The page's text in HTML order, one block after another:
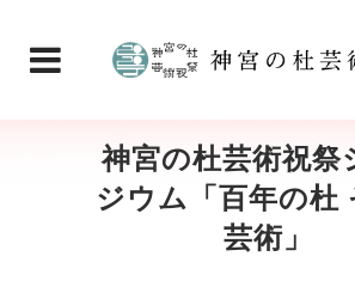
神宮の杜芸術祝祭
ジウム「百年の杜
芸術」